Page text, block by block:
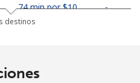
74 min por ⁦$10⁩ -
destinos